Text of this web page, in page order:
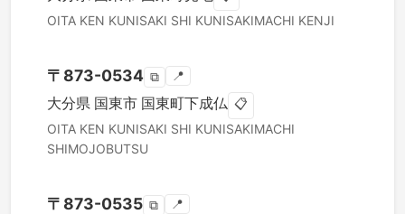
OITA KEN KUNISAKI SHI KUNISAKIMACHI KENJI
〒 873-0534 ⧉ 📍
大分県 国東市 国東町下成仏 📋
OITA KEN KUNISAKI SHI KUNISAKIMACHI
SHIMOJOBUTSU
〒 873-0535 ⧉ 📍